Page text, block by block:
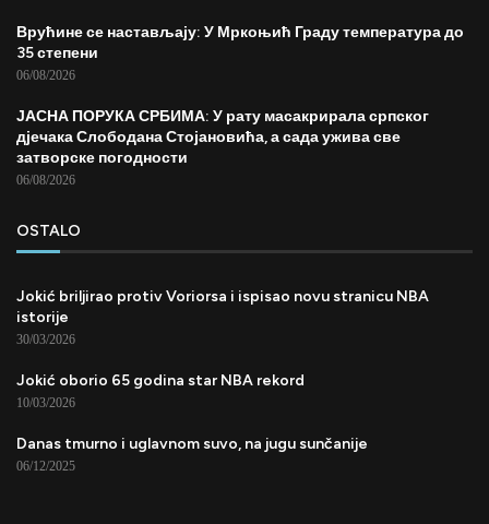
Врућине се настављају: У Мркоњић Граду температура до
35 степени
06/08/2026
ЈАСНА ПОРУКА СРБИМА: У рату масакрирала српског
дјечака Слободана Стојановића, а сада ужива све
затворске погодности
06/08/2026
OSTALO
Jokić briljirao protiv Voriorsa i ispisao novu stranicu NBA
istorije
30/03/2026
Jokić oborio 65 godina star NBA rekord
10/03/2026
Danas tmurno i uglavnom suvo, na jugu sunčanije
06/12/2025